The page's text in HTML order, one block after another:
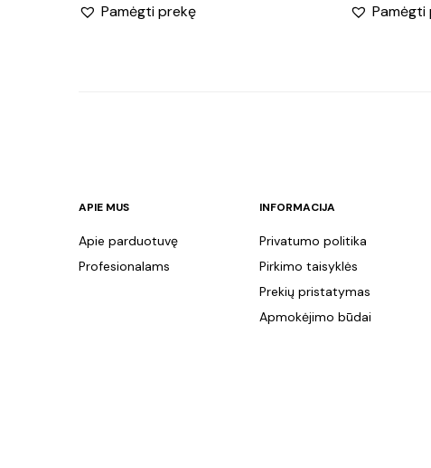
Pamėgti prekę Pamėgti
APIE MUS
Apie parduotuvę
Profesionalams
INFORMACIJA
Privatumo politika
Pirkimo taisyklės
Prekių pristatymas
Apmokėjimo būdai